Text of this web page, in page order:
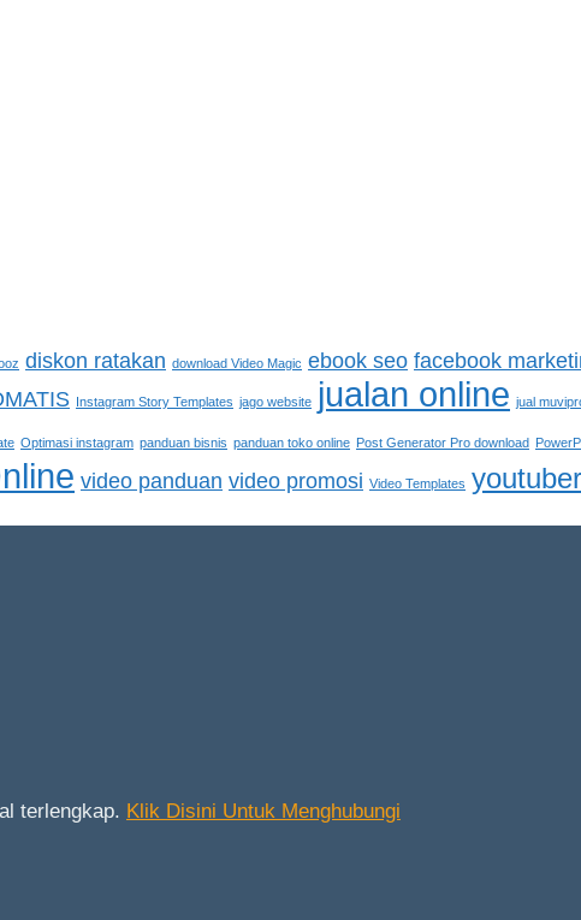
diskon ratakan download Video Magic ebook seo facebook
Instagram Story Templates jago website jualan online jual
Optimasi instagram panduan bisnis panduan toko online Post Generator Pro download
video panduan video promosi Video Templates youtuber
terlengkap. Klik Disini Untuk Menghubungi